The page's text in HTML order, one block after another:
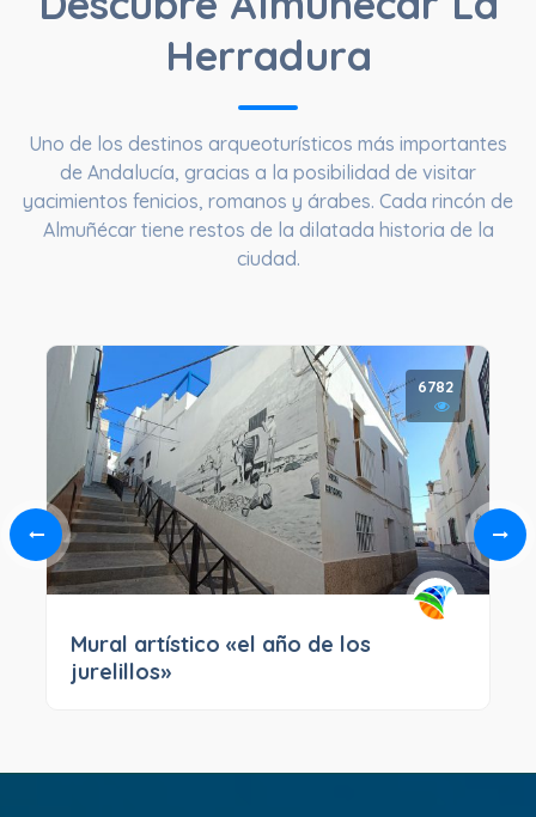
Herradura
Uno de los destinos arqueoturísticos más importantes
de Andalucía, gracias a la posibilidad de visitar
yacimientos fenicios, romanos y árabes. Cada rincón de
Almuñécar tiene restos de la dilatada historia de la
ciudad.
6782
Mural artístico «el año de los
jurelillos»